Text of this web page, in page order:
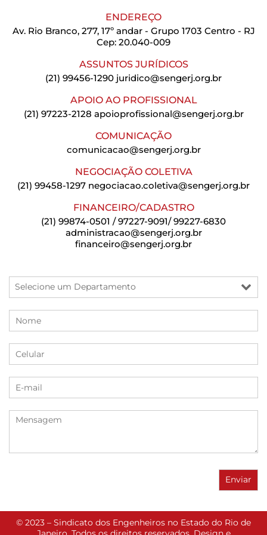
ENDEREÇO
Av. Rio Branco, 277, 17º andar - Grupo 1703 Centro - RJ
Cep: 20.040-009
ASSUNTOS JURÍDICOS
(21) 99456-1290 juridico@sengerj.org.br
APOIO AO PROFISSIONAL
(21) 97223-2128 apoioprofissional@sengerj.org.br
COMUNICAÇÃO
comunicacao@sengerj.org.br
NEGOCIAÇÃO COLETIVA
(21) 99458-1297 negociacao.coletiva@sengerj.org.br
FINANCEIRO/CADASTRO
(21) 99874-0501 / 97227-9091/ 99227-6830
administracao@sengerj.org.br
financeiro@sengerj.org.br
© 2023 – Sindicato dos Engenheiros no Estado do Rio de